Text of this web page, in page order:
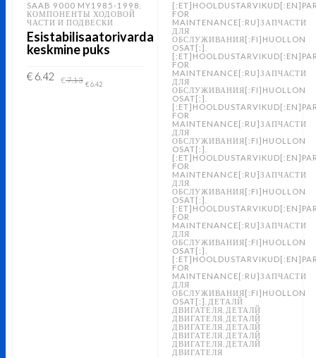
SAAB 9000 MY1985-1998,
КОМПОНЕНТЫ ХОДОВОЙ
ЧАСТИ И ПОДВЕСКИ
Esistabilisaatorivarda
keskmine puks
€7.13 price
€6.42
price
€6.42
FOR
MAINTENANCE[:RU]ЗАПЧАСТИ
ДЛЯ
ОБСЛУЖИВАНИЯ[:FI]HUOLLON
OSAT[:] ,
FOR
MAINTENANCE[:RU]ЗАПЧАСТИ
ДЛЯ
ОБСЛУЖИВАНИЯ[:FI]HUOLLON
OSAT[:] ,
FOR
MAINTENANCE[:RU]ЗАПЧАСТИ
ДЛЯ
ОБСЛУЖИВАНИЯ[:FI]HUOLLON
OSAT[:] ,
FOR
MAINTENANCE[:RU]ЗАПЧАСТИ
ДЛЯ
ОБСЛУЖИВАНИЯ[:FI]HUOLLON
OSAT[:] ,
FOR
MAINTENANCE[:RU]ЗАПЧАСТИ
ДЛЯ
ОБСЛУЖИВАНИЯ[:FI]HUOLLON
OSAT[:] ,
FOR
MAINTENANCE[:RU]ЗАПЧАСТИ
ДЛЯ
ОБСЛУЖИВАНИЯ[:FI]HUOLLON
OSAT[:] , ДЕТАЛЙ
ДВИГАТЕЛЯ, ДЕТАЛЙ
ДВИГАТЕЛЯ, ДЕТАЛЙ
ДВИГАТЕЛЯ, ДЕТАЛЙ
ДВИГАТЕЛЯ, ДЕТАЛЙ
ДВИГАТЕЛЯ, ДЕТАЛЙ
ДВИГАТЕЛЯ